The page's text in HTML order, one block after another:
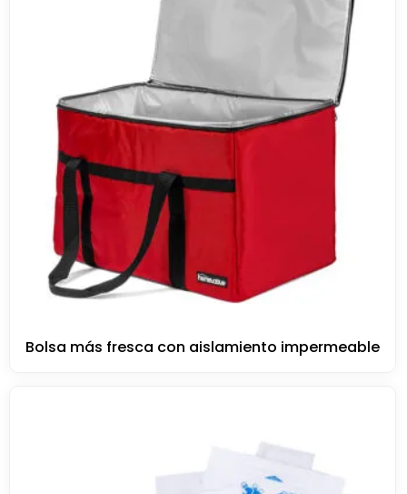
Bolsa más fresca con aislamiento impermeable